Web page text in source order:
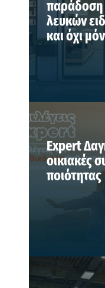
παράδοση
λευκών
και όχι
Expert
οικιακές
ποιότητας